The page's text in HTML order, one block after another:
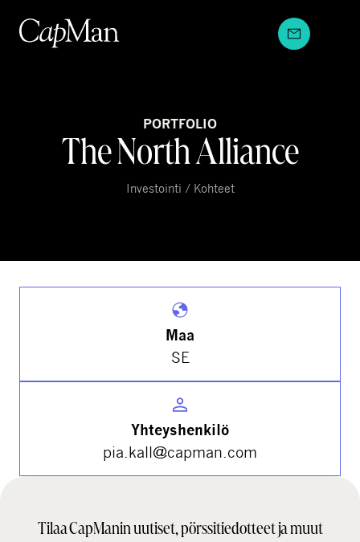
sisältöön
PORTFOLIO
The North Alliance
Investointi / Kohteet
Maa
SE
Yhteyshenkilö
pia.kall@capman.com
Tilaa CapManin uutiset, pörssitiedotteet ja muut